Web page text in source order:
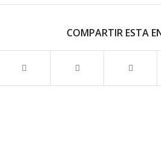
COMPARTIR ESTA